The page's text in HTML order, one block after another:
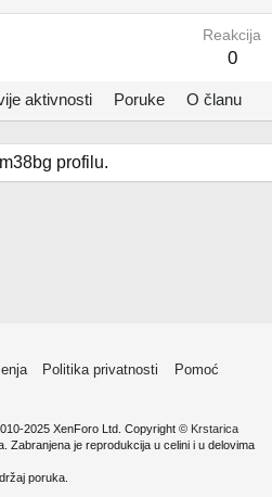
Reakcija
0
aktivnosti Poruke O članu
profilu.
Politika privatnosti
Pomoć
2025 XenForo Ltd. Copyright © Krstarica
Zabranjena je reprodukcija u celini i u delovima
poruka.